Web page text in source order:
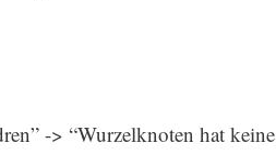
-> “Wurzelknoten hat